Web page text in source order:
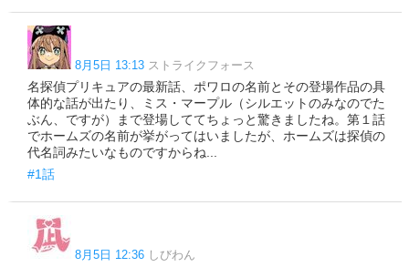
8月5日 13:13 ストライクフォース
名探偵プリキュアの最新話、ポワロの名前とその登場作品の具
体的な話が出たり、ミス・マープル（シルエットのみなのでた
ぶん、ですが）まで登場しててちょっと驚きましたね。第１話
でホームズの名前が挙がってはいましたが、ホームズは探偵の
代名詞みたいなものですからね...
#1話
8月5日 12:36 しびわん